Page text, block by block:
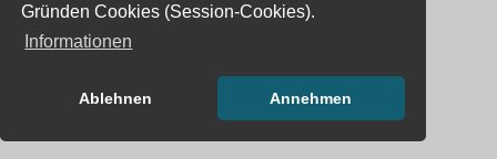
Gründen Cookies (Session-Cookies).
Informationen
Ablehnen Annehmen